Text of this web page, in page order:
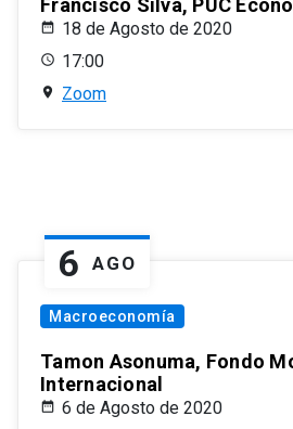
Francisco Silva, PUC
18 de Agosto de 2020
17:00
Zoom
6 AGO
Macroeconomía
Tamon Asonuma, Fondo
Internacional
6 de Agosto de 2020